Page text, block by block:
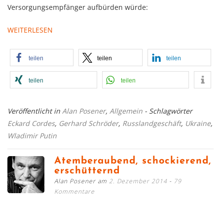
Versorgungsempfänger aufbürden würde:
WEITERLESEN
teilen teilen teilen
teilen teilen
Veröffentlicht in Alan Posener, Allgemein - Schlagwörter
Eckard Cordes, Gerhard Schröder, Russlandgeschäft, Ukraine,
Wladimir Putin
Atemberaubend, schockierend,
erschütternd
Alan Posener am 2. Dezember 2014
79
Kommentare